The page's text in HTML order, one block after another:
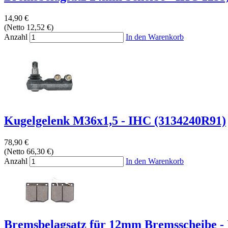
14,90 €
(Netto 12,52 €)
Anzahl
In den Warenkorb
Kugelgelenk M36x1,5 - IHC (3134240R91)
78,90 €
(Netto 66,30 €)
Anzahl
In den Warenkorb
Bremsbelagsatz für 12mm Bremsscheibe